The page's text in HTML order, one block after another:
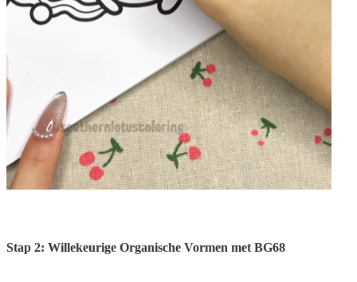
Stap 2: Willekeurige Organische Vormen met BG68